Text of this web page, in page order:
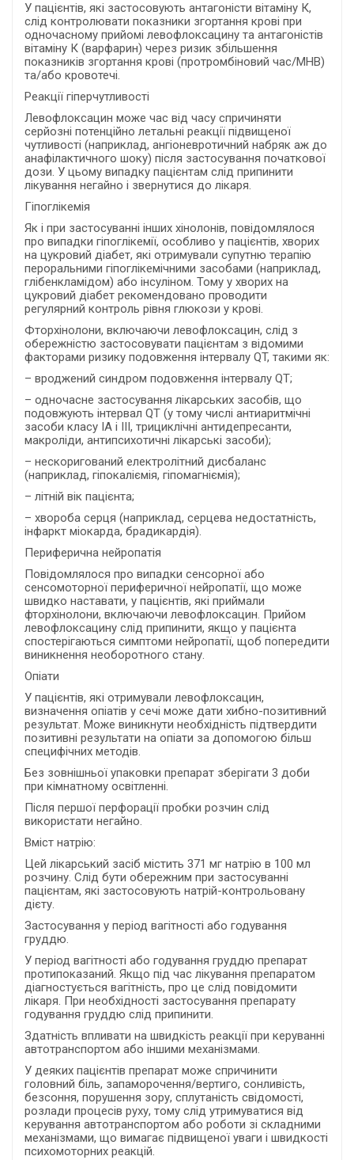
У пацієнтів, які застосовують антагоністи вітаміну К,
слід контролювати показники згортання крові при
одночасному прийомі левофлоксацину та антагоністів
вітаміну К (варфарин) через ризик збільшення
показників згортання крові (протромбіновий час/МНВ)
та/або кровотечі.
Реакції гіперчутливості
Левофлоксацин може час від часу спричиняти
серйозні потенційно летальні реакції підвищеної
чутливості (наприклад, ангіоневротичний набряк аж до
анафілактичного шоку) після застосування початкової
дози. У цьому випадку пацієнтам слід припинити
лікування негайно і звернутися до лікаря.
Гіпоглікемія
Як і при застосуванні інших хінолонів, повідомлялося
про випадки гіпоглікемії, особливо у пацієнтів, хворих
на цукровий діабет, які отримували супутню терапію
пероральними гіпоглікемічними засобами (наприклад,
глібенкламідом) або інсуліном. Тому у хворих на
цукровий діабет рекомендовано проводити
регулярний контроль рівня глюкози у крові.
Фторхінолони, включаючи левофлоксацин, слід з
обережністю застосовувати пацієнтам з відомими
факторами ризику подовження інтервалу QT, такими як:
– вроджений синдром подовження інтервалу QT;
– одночасне застосування лікарських засобів, що
подовжують інтервал QT (у тому числі антиаритмічні
засоби класу ІА і III, трициклічні антидепресанти,
макроліди, антипсихотичні лікарські засоби);
– нескоригований електролітний дисбаланс
(наприклад, гіпокаліємія, гіпомагніємія);
– літній вік пацієнта;
– хвороба серця (наприклад, серцева недостатність,
інфаркт міокарда, брадикардія).
Периферична нейропатія
Повідомлялося про випадки сенсорної або
сенсомоторної периферичної нейропатії, що може
швидко наставати, у пацієнтів, які приймали
фторхінолони, включаючи левофлоксацин. Прийом
левофлоксацину слід припинити, якщо у пацієнта
спостерігаються симптоми нейропатії, щоб попередити
виникнення необоротного стану.
Опіати
У пацієнтів, які отримували левофлоксацин,
визначення опіатів у сечі може дати хибно-позитивний
результат. Може виникнути необхідність підтвердити
позитивні результати на опіати за допомогою більш
специфічних методів.
Без зовнішньої упаковки препарат зберігати 3 доби
при кімнатному освітленні.
Після першої перфорації пробки розчин слід
використати негайно.
Вміст натрію:
Цей лікарський засіб містить 371 мг натрію в 100 мл
розчину. Слід бути обережним при застосуванні
пацієнтам, які застосовують натрій-контрольовану
дієту.
Застосування у період вагітності або годування
груддю.
У період вагітності або годування груддю препарат
протипоказаний. Якщо під час лікування препаратом
діагностується вагітність, про це слід повідомити
лікаря. При необхідності застосування препарату
годування груддю слід припинити.
Здатність впливати на швидкість реакції при керуванні
автотранспортом або іншими механізмами.
У деяких пацієнтів препарат може спричинити
головний біль, запаморочення/вертиго, сонливість,
безсоння, порушення зору, сплутаність свідомості,
розлади процесів руху, тому слід утримуватися від
керування автотранспортом або роботи зі складними
механізмами, що вимагає підвищеної уваги і швидкості
психомоторних реакцій.